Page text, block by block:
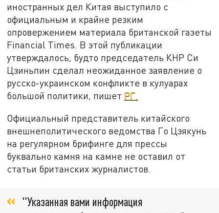
иностранных дел Китая выступило с
официальным и крайне резким
опровержением материала британской газеты
Financial Times. В этой публикации
утверждалось, будто председатель КНР Си
Цзиньпин сделал неожиданное заявление о
русско-украинском конфликте в кулуарах
большой политики, пишет РГ.
Официальный представитель китайского
внешнеполитического ведомства Го Цзякунь
на регулярном брифинге для прессы
буквально камня на камне не оставил от
статьи британских журналистов.
"Указанная вами информация